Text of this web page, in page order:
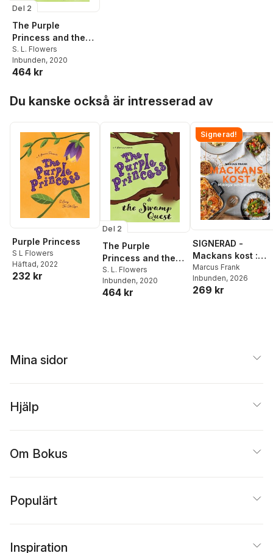
Del 2
The Purple
Princess and the
Swamp Quest
S. L. Flowers
Inbunden, 2020
464 kr
Du kanske också är intresserad av
Purple Princess
S L Flowers
Häftad, 2022
232 kr
Del 2
The Purple
Princess and the
Swamp Quest
S. L. Flowers
Inbunden, 2020
464 kr
Signerad!
SIGNERAD -
Mackans kost :
Middagar och
matlådor
Marcus Frank
Inbunden, 2026
269 kr
Mina sidor
Hjälp
Om Bokus
Populärt
Inspiration